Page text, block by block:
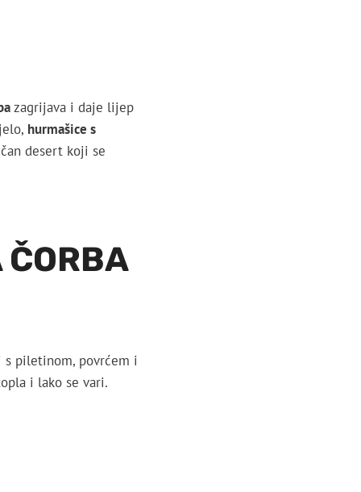
zagrijava i daje lijep
hurmašice s
desert koji se
s piletinom, povrćem i
i lako se vari.